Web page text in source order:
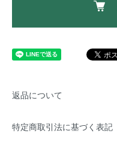
返品について
特定商取引法に基づく表記